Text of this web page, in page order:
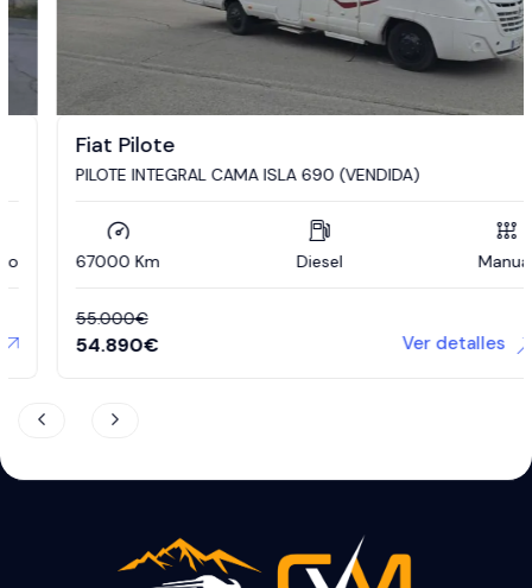
Fiat Pilote
PILOTE INTEGRAL CAMA ISLA 690 (VENDIDA)
67000 Km Diesel Manual
55.000€
54.890€ Ver detalles